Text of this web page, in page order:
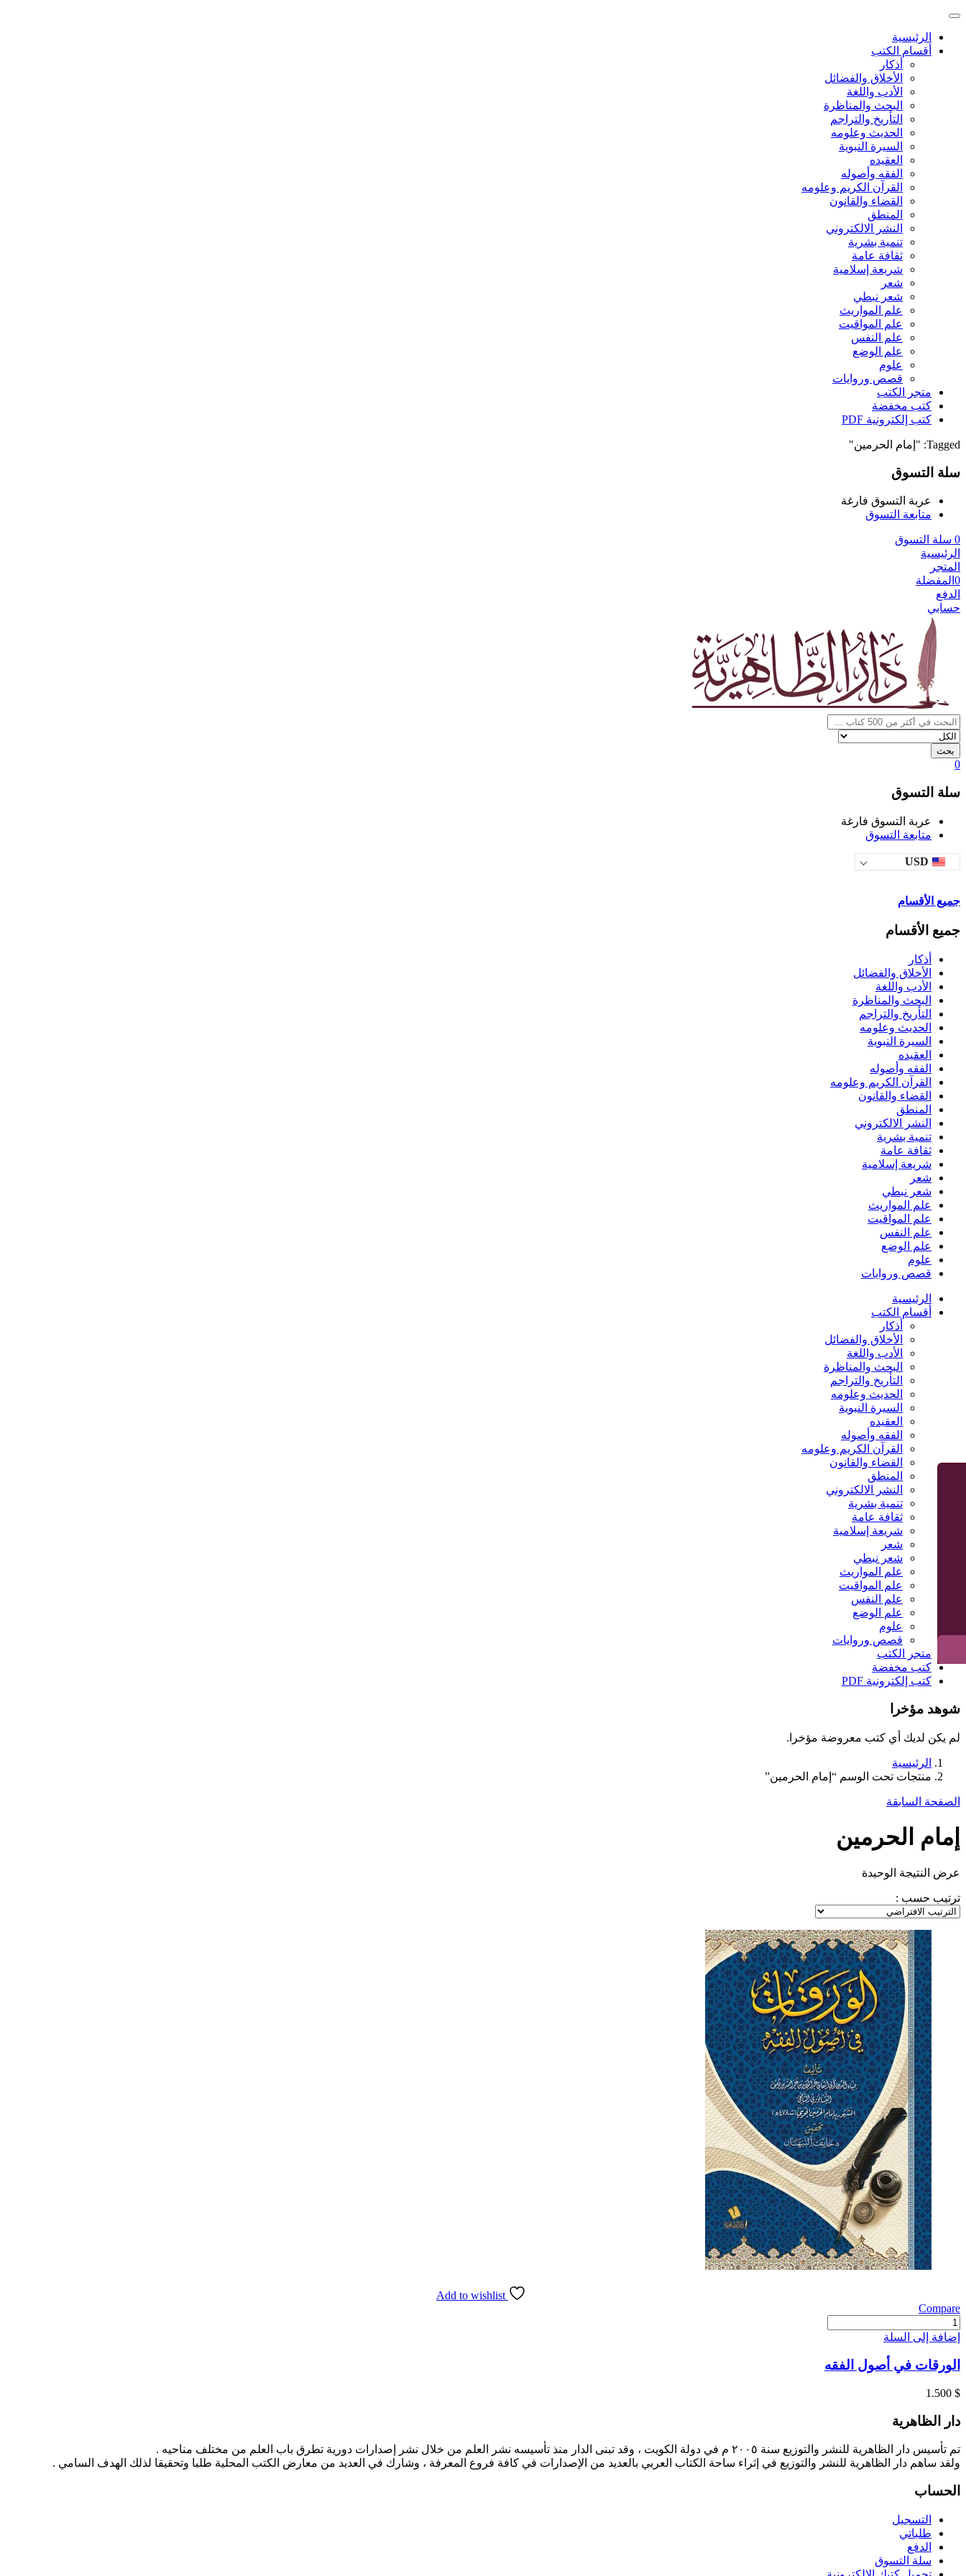
الرئيسية
أقسام الكتب
أذكار
الأخلاق والفضائل
الأدب واللغة
البحث والمناظرة
التأريخ والتراجم
الحديث وعلومه
السيرة النبوية
العقيده
الفقه وأصوله
القرآن الكريم وعلومه
القضاء والقانون
المنطق
النشر الالكتروني
تنمية بشرية
ثقافة عامة
شريعة إسلامية
شعر
شعر نبطي
علم المواريث
علم المواقيت
علم النفس
علم الوضع
علوم
قصص وروايات
متجر الكتب
كتب مخفضة
كتب إلكترونية PDF
Tagged: "إمام الحرمين"
سلة التسوق
عربة التسوق فارغة
متابعة التسوق
0 سلة التسوق
الرئيسية
المتجر
0 المفضلة
الدفع
حسابي
بحث
0
سلة التسوق
عربة التسوق فارغة
متابعة التسوق
USD
جميع الأقسام
جميع الأقسام
أذكار
الأخلاق والفضائل
الأدب واللغة
البحث والمناظرة
التأريخ والتراجم
الحديث وعلومه
السيرة النبوية
العقيده
الفقه وأصوله
القرآن الكريم وعلومه
القضاء والقانون
المنطق
النشر الالكتروني
تنمية بشرية
ثقافة عامة
شريعة إسلامية
شعر
شعر نبطي
علم المواريث
علم المواقيت
علم النفس
علم الوضع
علوم
قصص وروايات
الرئيسية
أقسام الكتب
أذكار
الأخلاق والفضائل
الأدب واللغة
البحث والمناظرة
التأريخ والتراجم
الحديث وعلومه
السيرة النبوية
العقيده
الفقه وأصوله
القرآن الكريم وعلومه
القضاء والقانون
المنطق
النشر الالكتروني
تنمية بشرية
ثقافة عامة
شريعة إسلامية
شعر
شعر نبطي
علم المواريث
علم المواقيت
علم النفس
علم الوضع
علوم
قصص وروايات
متجر الكتب
كتب مخفضة
كتب إلكترونية PDF
شوهد مؤخرا
لم يكن لديك أي كتب معروضة مؤخرا.
الرئيسية
منتجات تحت الوسم “إمام الحرمين”
الصفحة السابقة
إمام الحرمين
عرض النتيجة الوحيدة
ترتيب حسب :
Add to wishlist
Compare
كمية
الورقات
أصول
الفقه
إضافة إلى السلة
الورقات في أصول الفقه
1.500 $
دار الظاهرية
تم تأسيس دار الظاهرية للنشر والتوزيع سنة ٢٠٠٥ م في دولة الكويت ، وقد تبنى الدار منذ تأسيسه نشر العلم من خلال نشر إصدارات دورية تطرق باب العلم من مختلف مناحيه .
ولقد ساهم دار الظاهرية للنشر والتوزيع في إثراء ساحة الكتاب العربي بالعديد من الإصدارات في كافة فروع المعرفة ، وشارك في العديد من معارض الكتب المحلية طلبا وتحقيقا لذلك الهدف السامي .
الحساب
التسجيل
طلباتي
الدفع
سلة التسوق